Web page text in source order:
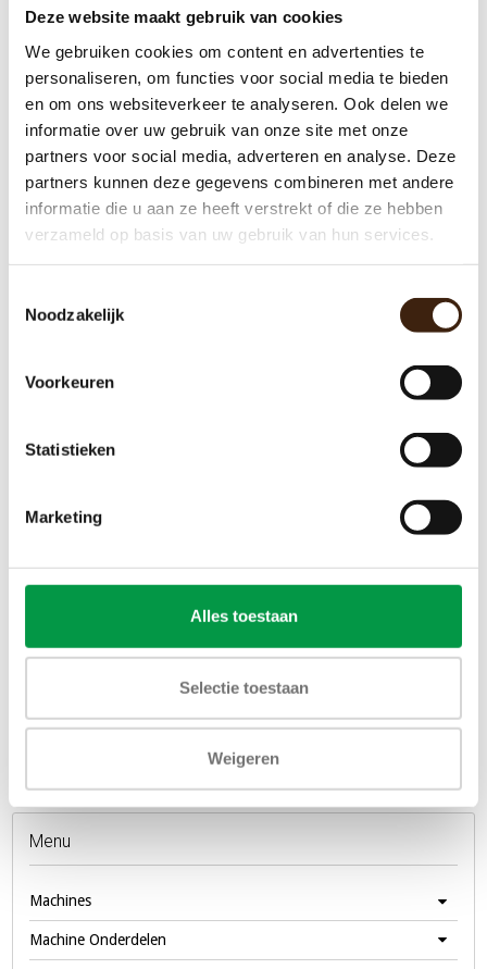
Deze website maakt gebruik van cookies
We gebruiken cookies om content en advertenties te
personaliseren, om functies voor social media te bieden
en om ons websiteverkeer te analyseren. Ook delen we
informatie over uw gebruik van onze site met onze
partners voor social media, adverteren en analyse. Deze
partners kunnen deze gegevens combineren met andere
informatie die u aan ze heeft verstrekt of die ze hebben
verzameld op basis van uw gebruik van hun services.
Noodzakelijk
Voorkeuren
Statistieken
Marketing
Alles toestaan
Selectie toestaan
Weigeren
Menu
Machines
Machine Onderdelen